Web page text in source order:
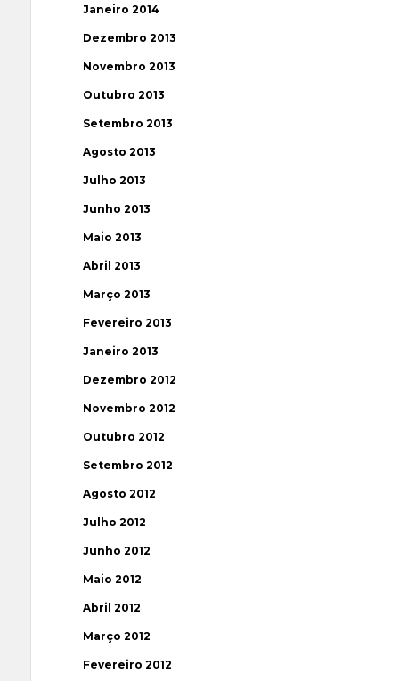
Janeiro 2014
Dezembro 2013
Novembro 2013
Outubro 2013
Setembro 2013
Agosto 2013
Julho 2013
Junho 2013
Maio 2013
Abril 2013
Março 2013
Fevereiro 2013
Janeiro 2013
Dezembro 2012
Novembro 2012
Outubro 2012
Setembro 2012
Agosto 2012
Julho 2012
Junho 2012
Maio 2012
Abril 2012
Março 2012
Fevereiro 2012